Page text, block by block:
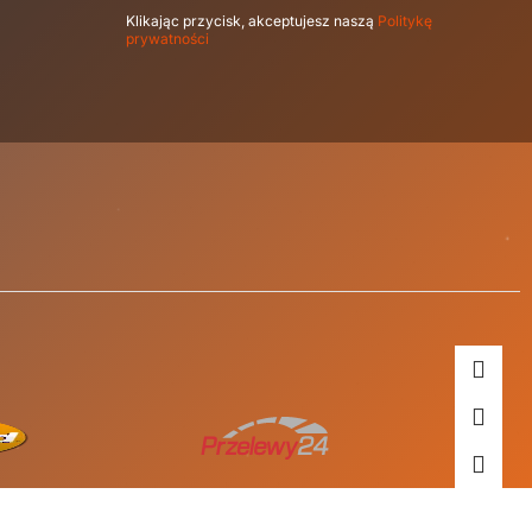
Klikając przycisk, akceptujesz naszą Politykę
prywatności